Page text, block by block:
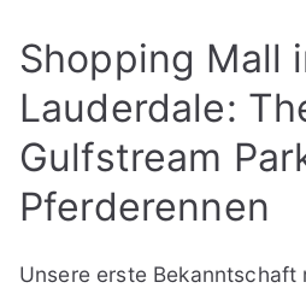
Shopping Mall
Lauderdale:
Gulfstream
Pferderennen
Unsere erste Bekanntschaft